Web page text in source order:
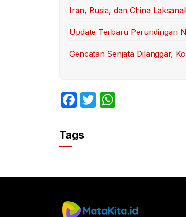
Iran, Rusia, dan China
Update Terbaru Perundingan
Gencatan Senjata Dilanggar,
F
c
e
o
k
T
p
Tags